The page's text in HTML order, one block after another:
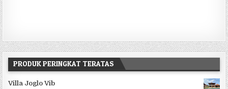
PRODUK PERINGKAT TERATAS
Villa Joglo Vib